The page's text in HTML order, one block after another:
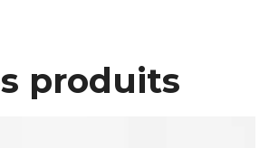
produits